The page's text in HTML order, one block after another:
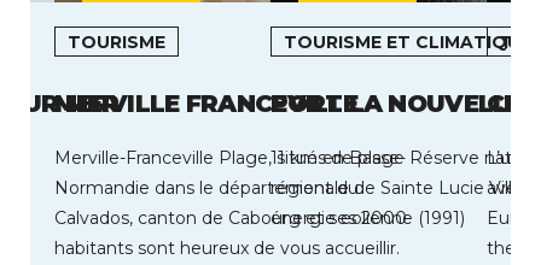
MER
TOURISME
MERVILLE FRANCEVILLE
Merville-Franceville Plage, situé en Basse-
Normandie dans le département du
Calvados, canton de Cabourg et ses 2000
habitants sont heureux de vous accueillir.
TOURISME ET CLIMATIQUE
PORT LA NOUVELLE
11 kms de plage Réserve
régionale de Sainte Lucie Ville
énergie eolienne (1991)
avec